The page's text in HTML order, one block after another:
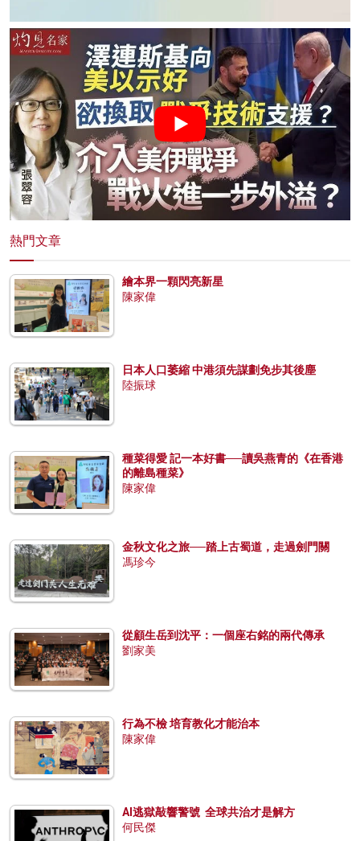
熱門文章
繪本界一顆閃亮新星
陳家偉
日本人口萎縮 中港須先謀劃免步其後塵
陸振球
種菜得愛 記一本好書──讀吳燕青的《在香港
的離島種菜》
陳家偉
金秋文化之旅──踏上古蜀道，走過劍門關
馮珍今
從顧生岳到沈平：一個座右銘的兩代傳承
劉家美
行為不檢 培育教化才能治本
陳家偉
AI逃獄敲響警號 全球共治才是解方
何民傑